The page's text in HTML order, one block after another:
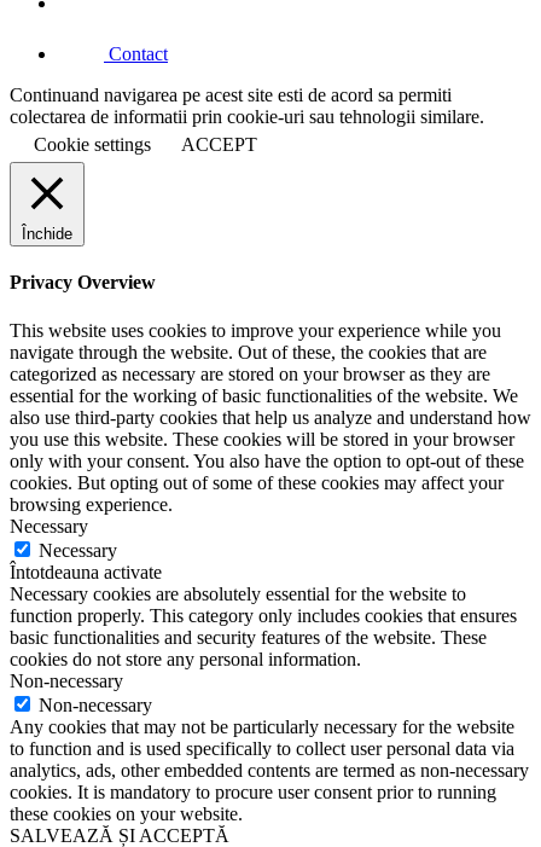
Contact
Continuand navigarea pe acest site esti de acord sa permiti
colectarea de informatii prin cookie-uri sau tehnologii similare.
Cookie settings
ACCEPT
Închide
Privacy Overview
This website uses cookies to improve your experience while you
navigate through the website. Out of these, the cookies that are
categorized as necessary are stored on your browser as they are
essential for the working of basic functionalities of the website. We
also use third-party cookies that help us analyze and understand how
you use this website. These cookies will be stored in your browser
only with your consent. You also have the option to opt-out of these
cookies. But opting out of some of these cookies may affect your
browsing experience.
Necessary
Necessary
Întotdeauna activate
Necessary cookies are absolutely essential for the website to
function properly. This category only includes cookies that ensures
basic functionalities and security features of the website. These
cookies do not store any personal information.
Non-necessary
Non-necessary
Any cookies that may not be particularly necessary for the website
to function and is used specifically to collect user personal data via
analytics, ads, other embedded contents are termed as non-necessary
cookies. It is mandatory to procure user consent prior to running
these cookies on your website.
SALVEAZĂ ȘI ACCEPTĂ